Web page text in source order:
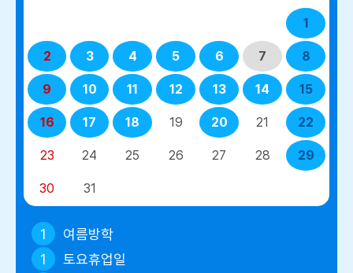
1
2 3 4 5 6 7 8
9 10 11 12 13 14 15
16 17 18 19 20 21 22
23 24 25 26 27 28 29
30 31
1
여름방학
1
토요휴업일